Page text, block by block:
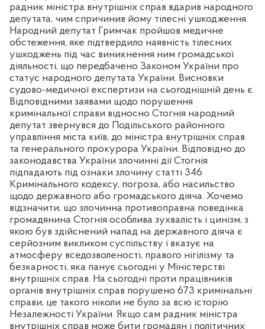
радник міністра внутрішніх справ вдарив народного
депутата, чим спричинив йому тілесні ушкодження.
Народний депутат Гримчак пройшов медичне
обстеження, яке підтвердило наявність тілесних
ушкоджень під час виникнення ним громадської
діяльності, що передбачено Законом України про
статус народного депутата України. Висновки
судово-медичної експертизи на сьогоднішній день є.
Відповідними заявами щодо порушення
кримінальної справи відносно Стогнія народний
депутат звернувся до Подільського районного
управління міста київ, до міністра внутрішніх справ
та генерального прокурора України. Відповідно до
законодавства України злочинні дії Стогнія
підпадають під ознаки злочину статті 346
Кримінального кодексу, погроза, або насильство
щодо державного або громадського діяча. Хочемо
відзначити, що злочинна противоправна поведінка
громадянина Стогнія особлива зухвалість і цинізм, з
якою був здійснений напад на державного діяча є
серйозним викликом суспільству і вказує на
атмосферу вседозволеності, правого нігілізму та
безкарності, яка панує сьогодні у Міністерстві
внутрішніх справ. На сьогодні проти працівників
органів внутрішніх справ порушено 673 кримінальні
справи, це такого ніколи не було за всю історію
Незалежності України. Якщо сам радник міністра
внутрішніх справ може бити громадян і політичних